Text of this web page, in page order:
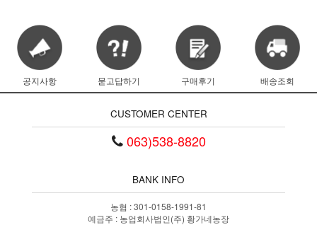
공지사항 묻고답하기 구매후기 배송조회
CUSTOMER CENTER
063)538-8820
BANK INFO
농협 : 301-0158-1991-81
예금주 : 농업회사법인(주) 황가네농장